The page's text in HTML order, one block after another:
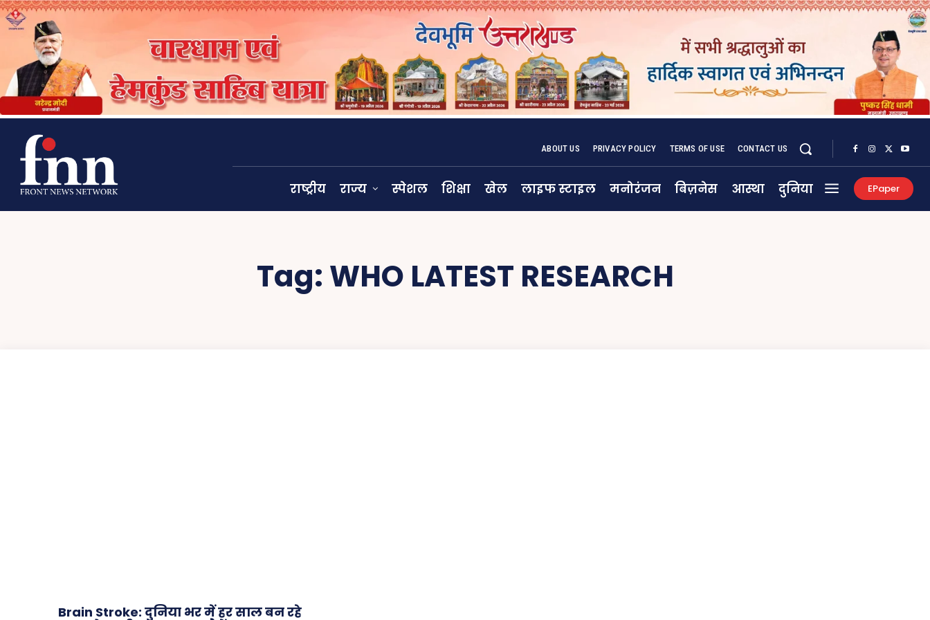
ABOUT US PRIVACY POLICY TERMS OF USE CONTACT US
राष्ट्रीय राज्य स्पेशल शिक्षा खेल लाइफ स्टाइल मनोरंजन बिज़नेस आस्था दुनिया EPaper
Tag: WHO LATEST RESEARCH
Brain Stroke: दुनिया भर में हर साल बन रहे